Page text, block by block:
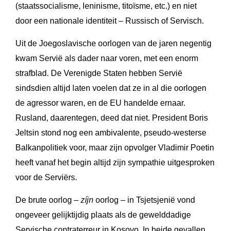
(staatssocialisme, leninisme, titoïsme, etc.) en niet
door een nationale identiteit – Russisch of Servisch.
Uit de Joegoslavische oorlogen van de jaren negentig
kwam Servië als dader naar voren, met een enorm
strafblad. De Verenigde Staten hebben Servië
sindsdien altijd laten voelen dat ze in al die oorlogen
de agressor waren, en de EU handelde ernaar.
Rusland, daarentegen, deed dat niet. President Boris
Jeltsin stond nog een ambivalente, pseudo-westerse
Balkanpolitiek voor, maar zijn opvolger Vladimir Poetin
heeft vanaf het begin altijd zijn sympathie uitgesproken
voor de Serviërs.
De brute oorlog – zíjn oorlog – in Tsjetsjenië vond
ongeveer gelijktijdig plaats als de gewelddadige